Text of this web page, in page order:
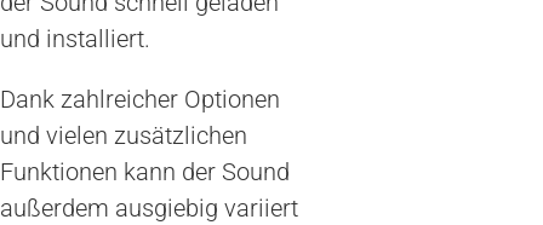
und installiert.
Dank zahlreicher Optionen
und vielen zusätzlichen
Funktionen kann der Sound
außerdem ausgiebig variiert